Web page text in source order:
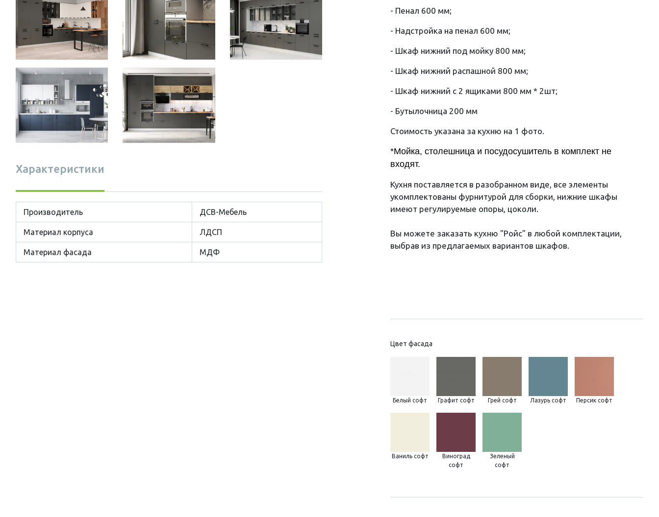
Характеристики
Производитель ДСВ-Мебель
Материал корпуса ЛДСП
Материал фасада МДФ
- Пенал 600 мм;
- Надстройка на пенал 600 мм;
- Шкаф нижний под мойку 800 мм;
- Шкаф нижний распашной 800 мм;
- Шкаф нижний с 2 ящиками 800 мм * 2шт;
- Бутылочница 200 мм
Стоимость указана за кухню на 1 фото.
*Мойка, столешница и посудосушитель в комплект не
входят.
Кухня поставляется в разобранном виде, все элементы
укомплектованы фурнитурой для сборки, нижние шкафы
имеют регулируемые опоры, цоколи.
Вы можете заказать кухню "Ройс" в любой комплектации,
выбрав из предлагаемых вариантов шкафов.
Цвет фасада
Белый софт Графит софт Грей софт Лазурь софт Персик софт
Ваниль софт
Виноград
софт
Зеленый
софт